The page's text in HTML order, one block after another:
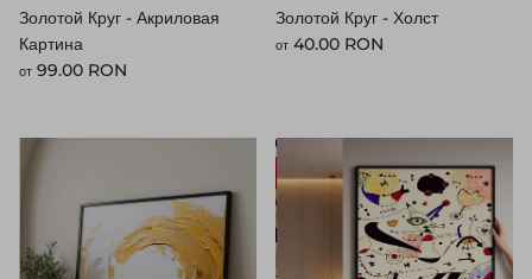
Золотой Круг - Акриловая
Картина
Стандартная цена
от 99.00 RON
Золотой Круг - Холст
Стандартная цена
от 40.00 RON